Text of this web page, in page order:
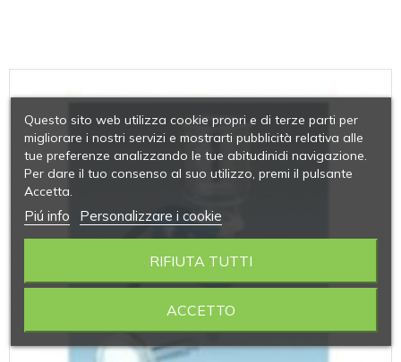
Questo sito web utilizza cookie propri e di terze parti per
migliorare i nostri servizi e mostrarti pubblicità relativa alle
tue preferenze analizzando le tue abitudinidi navigazione.
Per dare il tuo consenso al suo utilizzo, premi il pulsante
Accetta.
Piú info Personalizzare i cookie
RIFIUTA TUTTI
ACCETTO